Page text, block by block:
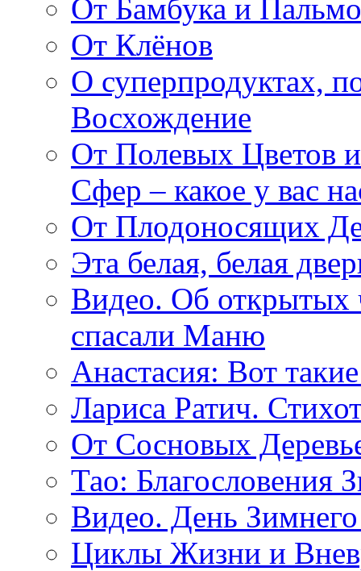
От Бамбука и
От Клёнов
О суперпродуктах,
Восхождение
От Полевых Цветов
Сфер – какое у вас
От Плодоносящих
Эта белая, белая
Видео. Об открытых
спасали Маню
Анастасия: Вот
Лариса Ратич.
От Сосновых
Тао: Благословения
Видео. День
Циклы Жизни и